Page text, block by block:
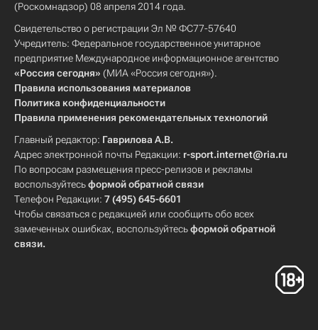
(Роскомнадзор) 08 апреля 2014 года.
Свидетельство о регистрации Эл № ФС77-57640
Учредитель: Федеральное государственное унитарное
предприятие Международное информационное агентство
«Россия сегодня» (МИА «Россия сегодня»).
Правила использования материалов
Политика конфиденциальности
Правила применения рекомендательных технологий
Главный редактор: Гаврилова А.В.
Адрес электронной почты Редакции: r-sport.internet@ria.ru
По вопросам размещения пресс-релизов и рекламы
воспользуйтесьформой обратной связи
Телефон Редакции: 7 (495) 645-6601
Чтобы связаться с редакцией или сообщить обо всех
замеченных ошибках, воспользуйтесьформой обратной
связи.